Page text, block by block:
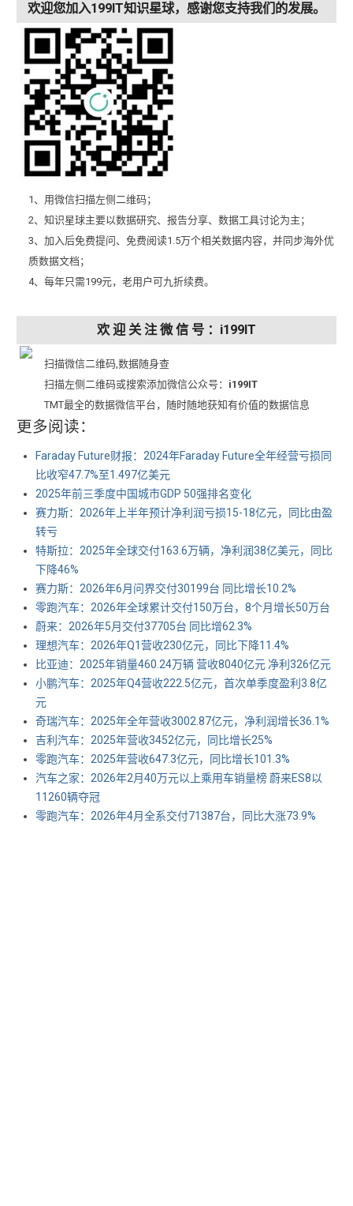
欢迎您加入199IT知识星球，感谢您支持我们的发展。
1、用微信扫描左侧二维码；
2、知识星球主要以数据研究、报告分享、数据工具讨论为主；
3、加入后免费提问、免费阅读1.5万个相关数据内容，并同步海外优
质数据文档；
4、每年只需199元，老用户可九折续费。
欢 迎 关 注 微 信 号 ：i199IT
扫描微信二维码,数据随身查
扫描左侧二维码或搜索添加微信公众号： i199IT
TMT最全的数据微信平台，随时随地获知有价值的数据信息
更多阅读：
Faraday Future财报：2024年Faraday Future全年经营亏损同
比收窄47.7%至1.497亿美元
2025年前三季度中国城市GDP 50强排名变化
赛力斯：2026年上半年预计净利润亏损15-18亿元，同比由盈
转亏
特斯拉：2025年全球交付163.6万辆，净利润38亿美元，同比
下降46%
赛力斯：2026年6月问界交付30199台 同比增长10.2%
零跑汽车：2026年全球累计交付150万台，8个月增长50万台
蔚来：2026年5月交付37705台 同比增62.3%
理想汽车：2026年Q1营收230亿元，同比下降11.4%
比亚迪：2025年销量460.24万辆 营收8040亿元 净利326亿元
小鹏汽车：2025年Q4营收222.5亿元，首次单季度盈利3.8亿
元
奇瑞汽车：2025年全年营收3002.87亿元，净利润增长36.1%
吉利汽车：2025年营收3452亿元，同比增长25%
零跑汽车：2025年营收647.3亿元，同比增长101.3%
汽车之家：2026年2月40万元以上乘用车销量榜 蔚来ES8以
11260辆夺冠
零跑汽车：2026年4月全系交付71387台，同比大涨73.9%